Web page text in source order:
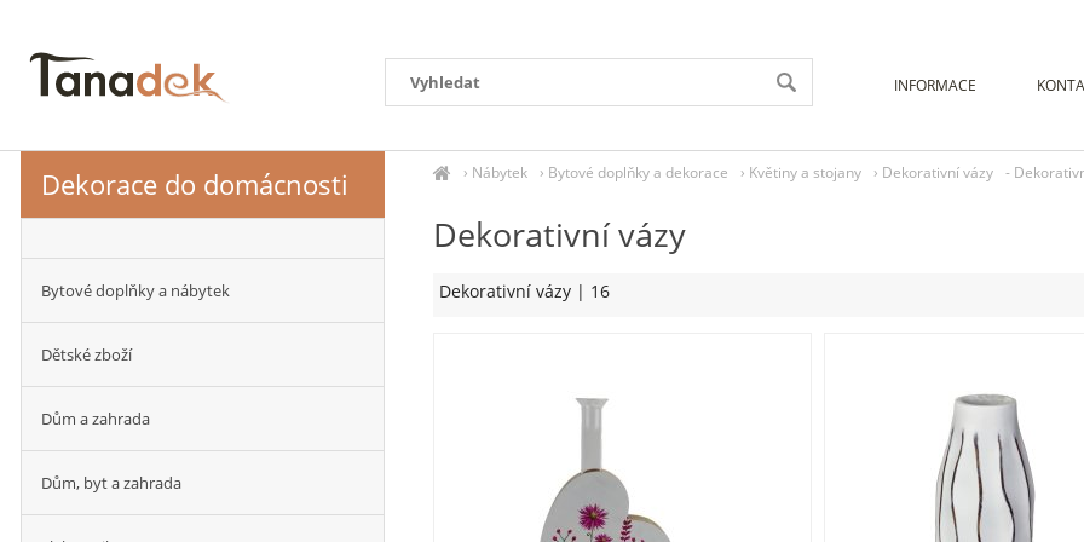
› Nábytek › Bytové doplňky a dekorace › Květiny a stojany › Dekorativní vázy -
Dekorativní vázy
Dekorativní vázy | 16
Dekorace do domácnosti
Bytové doplňky a nábytek
Dětské zboží
Dům a zahrada
Dům, byt a zahrada
INFORMACE